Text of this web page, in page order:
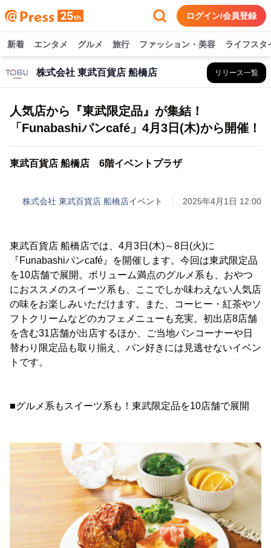
ログイン/会員登録
新着 エンタメ グルメ 旅行 ファッション・美容 ライフスタ
株式会社 東武百貨店 船橋店 リリース一覧
人気店から『東武限定品』が集結！
「Funabashiパンcafé」4月3日(木)から開催！
東武百貨店 船橋店 6階イベントプラザ
株式会社 東武百貨店 船橋店イベント 2025年4月1日 12:00
東武百貨店 船橋店では、4月3日(木)～8日(火)に
『Funabashiパンcafé』を開催します。今回は東武限定品
を10店舗で展開。ボリューム満点のグルメ系も、おやつ
におススメのスイーツ系も、ここでしか味わえない人気店
の味をお楽しみいただけます。また、コーヒー・紅茶やソ
フトクリームなどのカフェメニューも充実。初出店8店舗
を含む31店舗が出店するほか、ご当地パンコーナーや日
替わり限定品も取り揃え、パン好きには見逃せないイベン
トです。
■グルメ系もスイーツ系も！東武限定品を10店舗で展開